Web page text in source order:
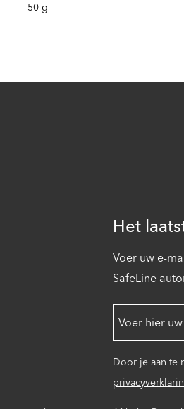
50 g
Het
Voer uw e-
SafeLine
Door je aan te